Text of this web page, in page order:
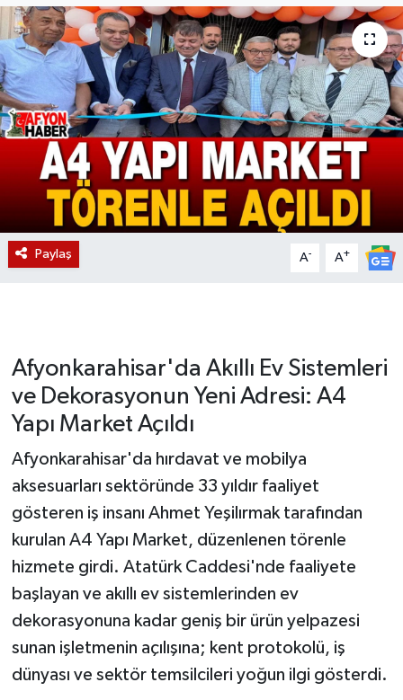
Paylaş A- A+
Afyonkarahisar'da Akıllı Ev Sistemleri
ve Dekorasyonun Yeni Adresi: A4
Yapı Market Açıldı
Afyonkarahisar'da hırdavat ve mobilya
aksesuarları sektöründe 33 yıldır faaliyet
gösteren iş insanı Ahmet Yeşilırmak tarafından
kurulan A4 Yapı Market, düzenlenen törenle
hizmete girdi. Atatürk Caddesi'nde faaliyete
başlayan ve akıllı ev sistemlerinden ev
dekorasyonuna kadar geniş bir ürün yelpazesi
sunan işletmenin açılışına; kent protokolü, iş
dünyası ve sektör temsilcileri yoğun ilgi gösterdi.
Etkinlikler